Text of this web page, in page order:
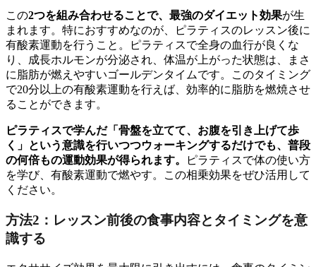
この2つを組み合わせることで、最強のダイエット効果が生
まれます。特におすすめなのが、ピラティスのレッスン後に
有酸素運動を行うこと。ピラティスで全身の血行が良くな
り、成長ホルモンが分泌され、体温が上がった状態は、まさ
に脂肪が燃えやすいゴールデンタイムです。このタイミング
で20分以上の有酸素運動を行えば、効率的に脂肪を燃焼させ
ることができます。
ピラティスで学んだ「骨盤を立てて、お腹を引き上げて歩
く」という意識を行いつつウォーキングするだけでも、普段
の何倍もの運動効果が得られます。
ピラティスで体の使い方
を学び、有酸素運動で燃やす。この相乗効果をぜひ活用して
ください。
方法2：レッスン前後の食事内容とタイミングを意
識する